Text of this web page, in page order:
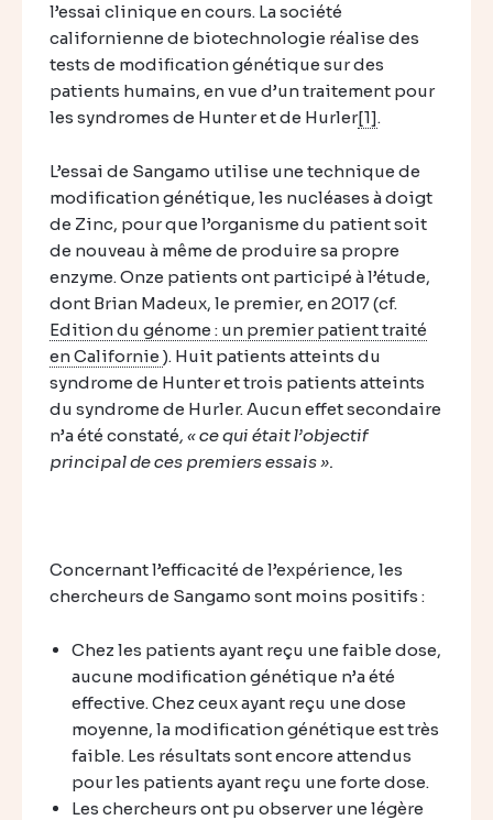
l’essai clinique en cours. La société
californienne de biotechnologie réalise des
tests de modification génétique sur des
patients humains, en vue d’un traitement pour
les syndromes de Hunter et de Hurler[1].
L’essai de Sangamo utilise une technique de
modification génétique, les nucléases à doigt
de Zinc, pour que l’organisme du patient soit
de nouveau à même de produire sa propre
enzyme. Onze patients ont participé à l’étude,
dont Brian Madeux, le premier, en 2017 (cf.
Edition du génome : un premier patient traité
en Californie ). Huit patients atteints du
syndrome de Hunter et trois patients atteints
du syndrome de Hurler. Aucun effet secondaire
n’a été constaté, « ce qui était l’objectif
principal de ces premiers essais ».
Concernant l’efficacité de l’expérience, les
chercheurs de Sangamo sont moins positifs :
Chez les patients ayant reçu une faible dose,
aucune modification génétique n’a été
effective. Chez ceux ayant reçu une dose
moyenne, la modification génétique est très
faible. Les résultats sont encore attendus
pour les patients ayant reçu une forte dose.
Les chercheurs ont pu observer une légère